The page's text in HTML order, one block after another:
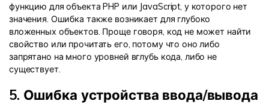
функцию для объекта PHP или JavaScript, у которого нет
значения. Ошибка также возникает для глубоко
вложенных объектов. Проще говоря, код не может найти
свойство или прочитать его, потому что оно либо
запрятано на много уровней вглубь кода, либо не
существует.
5. Ошибка устройства ввода/вывода